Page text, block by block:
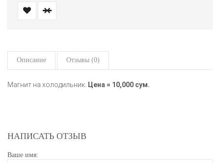
Описание Отзывы (0)
Магнит на холодильник. Цена = 10,000 сум.
НАПИСАТЬ ОТЗЫВ
Ваше имя: